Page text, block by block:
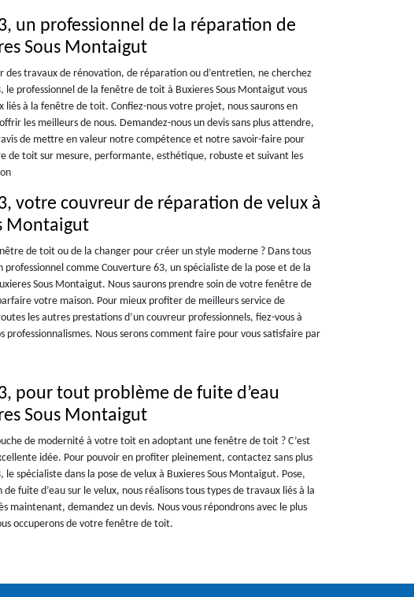
un professionnel de la réparation de
Sous Montaigut
des travaux de rénovation, de réparation ou d’entretien, ne cherchez
le professionnel de la fenêtre de toit à Buxieres Sous Montaigut vous
liés à la fenêtre de toit. Confiez-nous votre projet, nous saurons en
les meilleurs de nous. Demandez-nous un devis sans plus attendre,
de mettre en valeur notre compétence et notre savoir-faire pour
de toit sur mesure, performante, esthétique, robuste et suivant les
votre couvreur de réparation de velux à
Montaigut
de toit ou de la changer pour créer un style moderne ? Dans tous
professionnel comme Couverture 63, un spécialiste de la pose et de la
Sous Montaigut. Nous saurons prendre soin de votre fenêtre de
votre maison. Pour mieux profiter de meilleurs service de
les autres prestations d’un couvreur professionnels, fiez-vous à
professionnalismes. Nous serons comment faire pour vous satisfaire par
pour tout problème de fuite d’eau
Sous Montaigut
de modernité à votre toit en adoptant une fenêtre de toit ? C’est
idée. Pour pouvoir en profiter pleinement, contactez sans plus
spécialiste dans la pose de velux à Buxieres Sous Montaigut. Pose,
fuite d’eau sur le velux, nous réalisons tous types de travaux liés à la
maintenant, demandez un devis. Nous vous répondrons avec le plus
occuperons de votre fenêtre de toit.